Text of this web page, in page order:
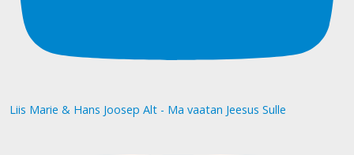
Liis Marie & Hans Joosep Alt - Ma vaatan Jeesus Sulle